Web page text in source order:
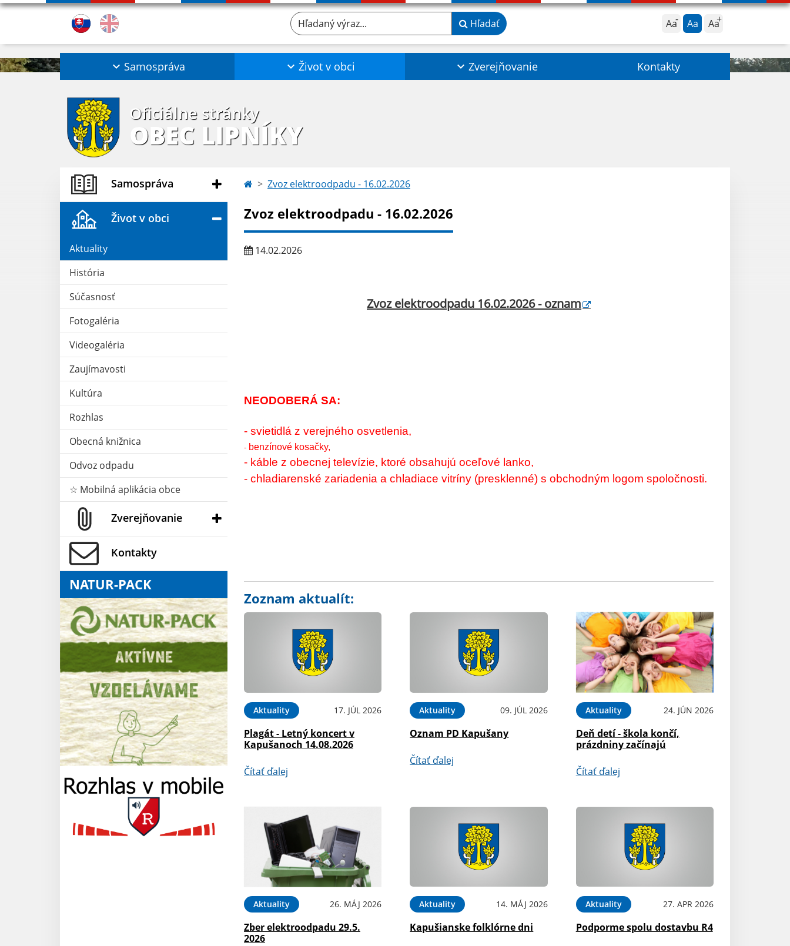
Aa Aa Aa
Hľadaný výraz... Hľadať
Samospráva Život v obci Zverejňovanie Kontakty
Oficiálne stránky
OBEC LIPNÍKY
Samospráva
Život v obci
Aktuality
História
Súčasnosť
Fotogaléria
Videogaléria
Zaujímavosti
Kultúra
Rozhlas
Obecná knižnica
Odvoz odpadu
☆ Mobilná aplikácia obce
Zverejňovanie
Kontakty
NATUR-PACK
Zvoz elektroodpadu - 16.02.2026
Zvoz elektroodpadu - 16.02.2026
14.02.2026
Zvoz elektroodpadu 16.02.2026 - oznam
NEODOBERÁ SA:
- svietidlá z verejného osvetlenia,
- benzínové kosačky,
- káble z obecnej televízie, ktoré obsahujú oceľové lanko,
- chladiarenské zariadenia a chladiace vitríny (presklenné) s obchodným logom spoločnosti.
Zoznam aktualít:
Aktuality 17. JÚL 2026
Plagát - Letný koncert v
Kapušanoch 14.08.2026
Čítať ďalej
Aktuality 09. JÚL 2026
Oznam PD Kapušany
Čítať ďalej
Aktuality 24. JÚN 2026
Deň detí - škola končí,
prázdniny začínajú
Čítať ďalej
Aktuality 26. MÁJ 2026
Zber elektroodpadu 29.5.
2026
Aktuality 14. MÁJ 2026
Kapušianske folklórne dni
Aktuality 27. APR 2026
Podporme spolu dostavbu R4